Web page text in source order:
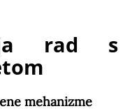
rad s
mehanizme